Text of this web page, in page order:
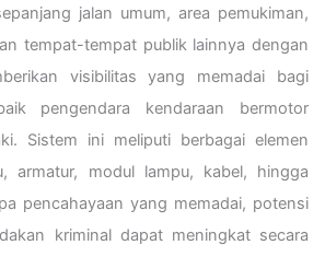
jalan umum, area pemukiman,
tempat-tempat publik lainnya dengan
visibilitas yang memadai bagi
pengendara kendaraan bermotor
Sistem ini meliputi berbagai elemen
armatur, modul lampu, kabel, hingga
pencahayaan yang memadai, potensi
kriminal dapat meningkat secara